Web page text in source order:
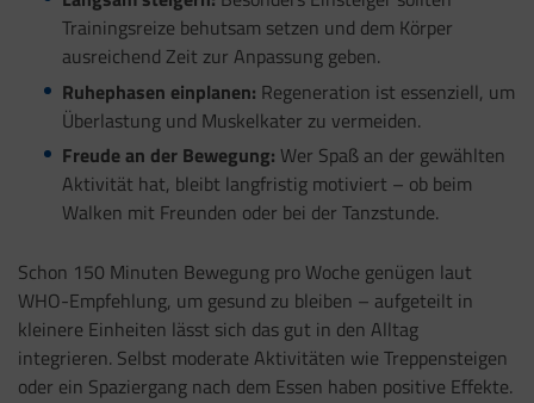
Trainingsreize behutsam setzen und dem Körper
ausreichend Zeit zur Anpassung geben.
Ruhephasen einplanen: Regeneration ist essenziell, um
Überlastung und Muskelkater zu vermeiden.
Freude an der Bewegung: Wer Spaß an der gewählten
Aktivität hat, bleibt langfristig motiviert – ob beim
Walken mit Freunden oder bei der Tanzstunde.
Schon 150 Minuten Bewegung pro Woche genügen laut
WHO-Empfehlung, um gesund zu bleiben – aufgeteilt in
kleinere Einheiten lässt sich das gut in den Alltag
integrieren. Selbst moderate Aktivitäten wie Treppensteigen
oder ein Spaziergang nach dem Essen haben positive Effekte.